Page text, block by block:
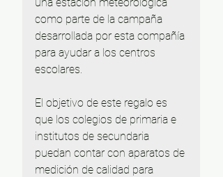
como parte de la campaña
desarrollada por esta compañía
para ayudar a los centros
escolares.
El objetivo de este regalo es
que los colegios de primaria e
institutos de secundaria
puedan contar con aparatos de
medición de calidad para